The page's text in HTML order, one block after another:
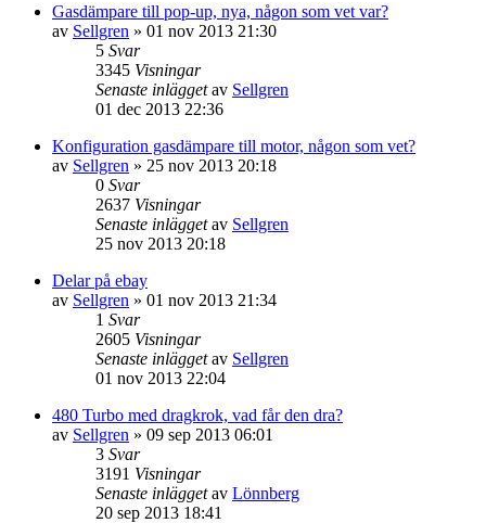
Gasdämpare till pop-up, nya, någon som vet var?
av Sellgren » 01 nov 2013 21:30
5 Svar
3345 Visningar
Senaste inläggetav Sellgren
01 dec 2013 22:36
Konfiguration gasdämpare till motor, någon som vet?
av Sellgren » 25 nov 2013 20:18
0 Svar
2637 Visningar
Senaste inläggetav Sellgren
25 nov 2013 20:18
Delar på ebay
av Sellgren » 01 nov 2013 21:34
1 Svar
2605 Visningar
Senaste inläggetav Sellgren
01 nov 2013 22:04
480 Turbo med dragkrok, vad får den dra?
av Sellgren » 09 sep 2013 06:01
3 Svar
3191 Visningar
Senaste inläggetav Lönnberg
20 sep 2013 18:41